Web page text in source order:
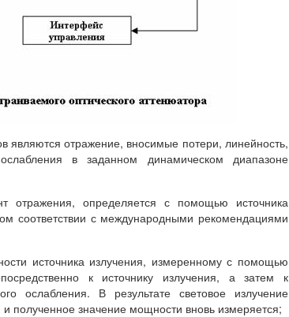
являются отражение, вносимые потери, линейность,
в заданном динамическом диапазоне
отражения, определяется с помощью источника
соответствии с международными рекомендациями
источника излучения, измеренному с помощью
к источнику излучения, а затем к
ослабления. В результате световое излучение
полученное значение мощности вновь измеряется;